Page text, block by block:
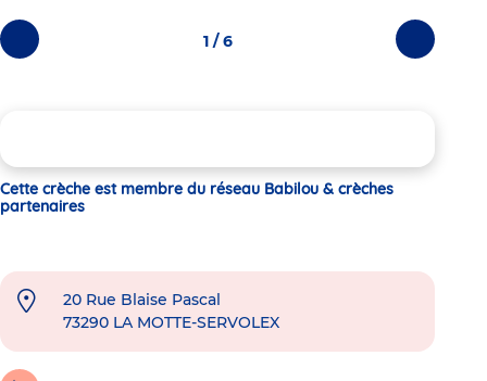
Photos
précédentes
Photos
suivantes
1 / 6
Cette crèche est membre du réseau Babilou & crèches
partenaires
20 Rue Blaise Pascal
73290 LA MOTTE-SERVOLEX